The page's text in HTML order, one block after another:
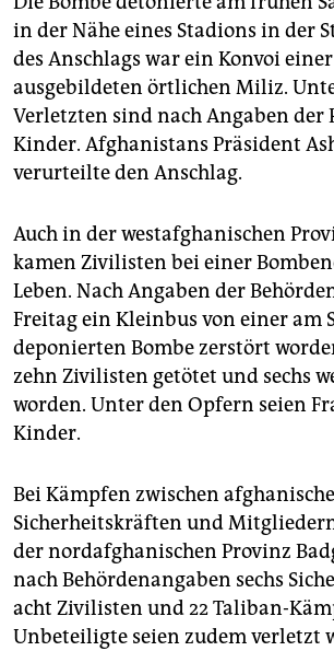
in der Nähe eines Stadions in der
des Anschlags war ein Konvoi
ausgebildeten örtlichen Miliz.
Verletzten sind nach Angaben der
Kinder. Afghanistans Präsident
verurteilte den Anschlag.
Auch in der westafghanischen
kamen Zivilisten bei einer
Leben. Nach Angaben der
Freitag ein Kleinbus von einer am
deponierten Bombe zerstört
zehn Zivilisten getötet und sechs
worden. Unter den Opfern seien
Kinder.
Bei Kämpfen zwischen
Sicherheitskräften und
der nordafghanischen Provinz
nach Behördenangaben sechs
acht Zivilisten und 22 Taliban-
Unbeteiligte seien zudem verletzt